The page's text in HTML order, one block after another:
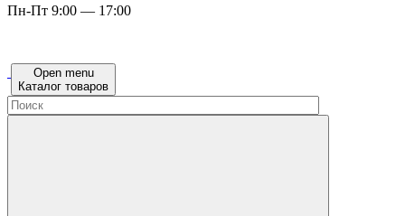
Пн-Пт 9:00 — 17:00
Open menu
Каталог товаров